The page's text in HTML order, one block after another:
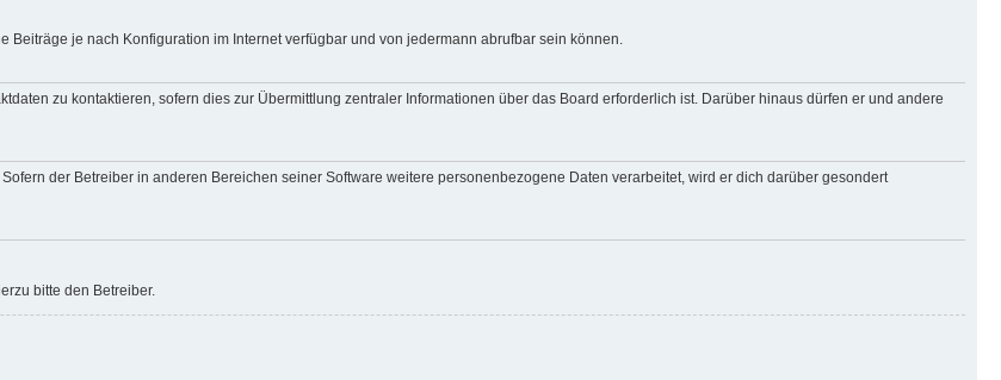
je nach Konfiguration im Internet verfügbar und von jedermann abrufbar sein können.
zu kontaktieren, sofern dies zur Übermittlung zentraler Informationen über das Board erforderlich ist. Darüber hinaus dürfen er und andere
der Betreiber in anderen Bereichen seiner Software weitere personenbezogene Daten verarbeitet, wird er dich darüber gesondert
bitte den Betreiber.